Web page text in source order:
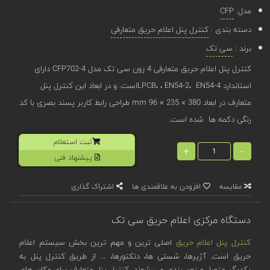
مدل:CFP
دسته بندی :کنترل پنل اعلام حریق متعارفی
برند : سی تک
کنترل پنل اعلام حریق متعارفی 4 زون سی تک مدل CFP702-4 دارای
استاندارد LPCB، ، EN54-2، EN54-4است. و در ابعاد این کنترل پنل
متعارف در ابعاد 380 × 235 × 96 mm طراحی رابط کاربر پسند بصری با کد
رنگی دکمه ها شده است.
-
+
ثبت استعلام
پیشنهاد فنی
مقایسه افزودن به علاقمندی ها اشتراک گذاری
دستگاه مرکزی اعلام حریق سی تک
کنترل پنل اعلام حریق اصلی ترین و مهم ترین بخش سیستم اعلام
حریق است. آژیرها، شستی ها، دتکتورها، ... از طریق کنترل پنل به